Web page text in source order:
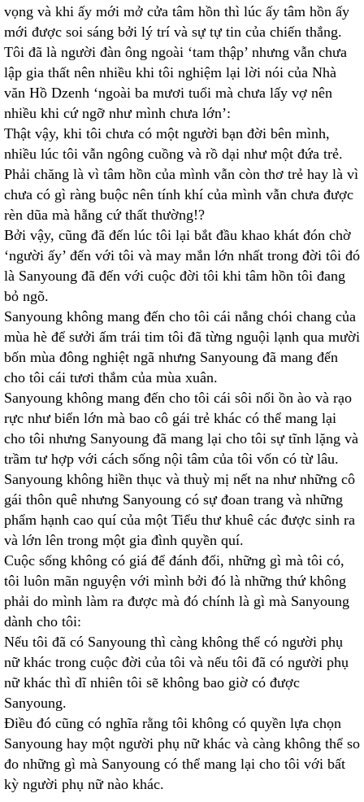
vọng và khi ấy mới mở cửa tâm hồn thì lúc ấy tâm hồn ấy
mới được soi sáng bởi lý trí và sự tự tin của chiến thắng.
Tôi đã là người đàn ông ngoài ‘tam thập’ nhưng vẫn chưa
lập gia thất nên nhiều khi tôi nghiệm lại lời nói của Nhà
văn Hồ Dzenh ‘ngoài ba mươi tuổi mà chưa lấy vợ nên
nhiều khi cứ ngỡ như mình chưa lớn’:
Thật vậy, khi tôi chưa có một người bạn đời bên mình,
nhiều lúc tôi vẫn ngông cuồng và rồ dại như một đứa trẻ.
Phải chăng là vì tâm hồn của mình vẫn còn thơ trẻ hay là vì
chưa có gì ràng buộc nên tính khí của mình vẫn chưa được
rèn dũa mà hẵng cứ thất thường!?
Bởi vậy, cũng đã đến lúc tôi lại bắt đầu khao khát đón chờ
‘người ấy’ đến với tôi và may mắn lớn nhất trong đời tôi đó
là Sanyoung đã đến với cuộc đời tôi khi tâm hồn tôi đang
bỏ ngõ.
Sanyoung không mang đến cho tôi cái nắng chói chang của
mùa hè để sưởi ấm trái tim tôi đã từng nguội lạnh qua mười
bốn mùa đông nghiệt ngã nhưng Sanyoung đã mang đến
cho tôi cái tươi thắm của mùa xuân.
Sanyoung không mang đến cho tôi cái sôi nổi ồn ào và rạo
rực như biển lớn mà bao cô gái trẻ khác có thể mang lại
cho tôi nhưng Sanyoung đã mang lại cho tôi sự tĩnh lặng và
trầm tư hợp với cách sống nội tâm của tôi vốn có từ lâu.
Sanyoung không hiền thục và thuỳ mị nết na như những cô
gái thôn quê nhưng Sanyoung có sự đoan trang và những
phẩm hạnh cao quí của một Tiểu thư khuê các được sinh ra
và lớn lên trong một gia đình quyền quí.
Cuộc sống không có giá để đánh đổi, những gì mà tôi có,
tôi luôn mãn nguyện với mình bởi đó là những thứ không
phải do mình làm ra được mà đó chính là gì mà Sanyoung
dành cho tôi:
Nếu tôi đã có Sanyoung thì càng không thể có người phụ
nữ khác trong cuộc đời của tôi và nếu tôi đã có người phụ
nữ khác thì dĩ nhiên tôi sẽ không bao giờ có được
Sanyoung.
Điều đó cũng có nghĩa rằng tôi không có quyền lựa chọn
Sanyoung hay một người phụ nữ khác và càng không thể so
đo những gì mà Sanyoung có thể mang lại cho tôi với bất
kỳ người phụ nữ nào khác.